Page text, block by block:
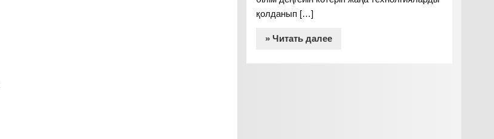
қолданып […]
» Читать далее